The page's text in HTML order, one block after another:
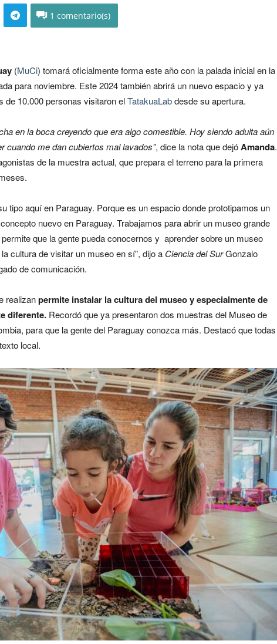
1
(MuCi) tomará oficialmente forma este año con la palada inicial en la
para noviembre. Este 2024 también abrirá un nuevo espacio y ya
de 10.000 personas visitaron elTatakuaLabdesde su apertura.
en la boca creyendo que era algo comestible. Hoy siendo adulta aún
cuando me dan cubiertos mal lavados”, dice la nota que dejóAmanda.
de la muestra actual, que prepara el terreno para la primera
tipo aquí en Paraguay. Porque es un espacio donde prototipamos un
nuevo en Paraguay. Trabajamos para abrir un museo grande
que la gente pueda conocernos y aprender sobre un museo
cultura de visitar un museo en sí”, dijo a Ciencia del SurGonzalo
de comunicación.
realizanpermite instalar la cultura del museo y especialmente de
diferente. Recordó que ya presentaron dos muestras del Museo de
para que la gente del Paraguay conozca más. Destacó que todas
local.